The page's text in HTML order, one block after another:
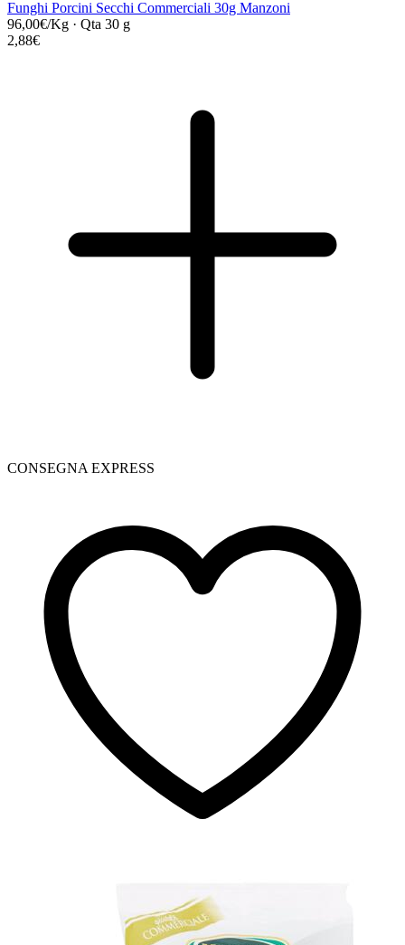
Funghi Porcini Secchi Commerciali 30g Manzoni
96,00€/Kg · Qta 30 g
2,88€
CONSEGNA EXPRESS